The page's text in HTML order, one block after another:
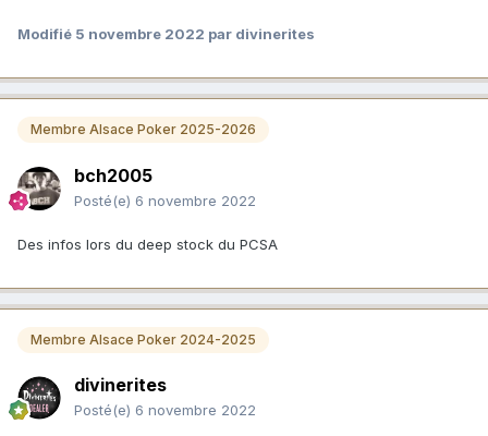
Modifié 5 novembre 2022 par divinerites
Membre Alsace Poker 2025-2026
bch2005
Posté(e) 6 novembre 2022
Des infos lors du deep stock du PCSA
Membre Alsace Poker 2024-2025
divinerites
Posté(e) 6 novembre 2022